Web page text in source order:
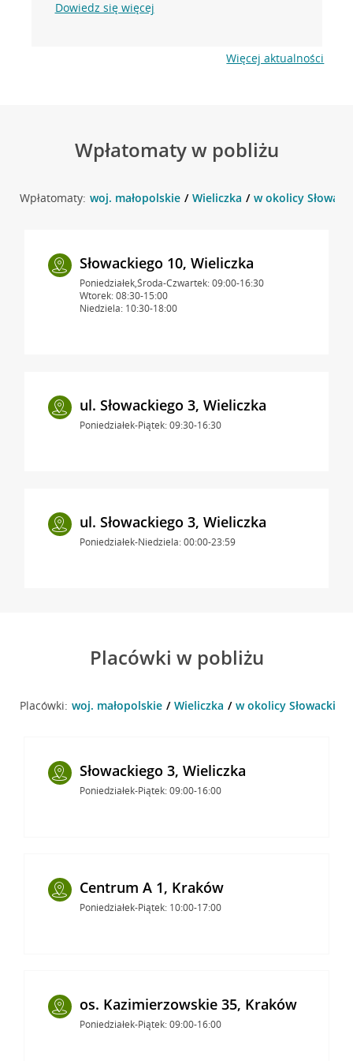
Dowiedz się więcej
Więcej aktualności
Wpłatomaty w pobliżu
Wpłatomaty: woj. małopolskie Wieliczka w okolicy
Słowackiego 10, Wieliczka
Poniedziałek,Środa-Czwartek: 09:00-16:30
Wtorek: 08:30-15:00
Niedziela: 10:30-18:00
ul. Słowackiego 3, Wieliczka
Poniedziałek-Piątek: 09:30-16:30
ul. Słowackiego 3, Wieliczka
Poniedziałek-Niedziela: 00:00-23:59
Placówki w pobliżu
Placówki: woj. małopolskie Wieliczka w okolicy
Słowackiego 3, Wieliczka
Poniedziałek-Piątek: 09:00-16:00
Centrum A 1, Kraków
Poniedziałek-Piątek: 10:00-17:00
os. Kazimierzowskie 35, Kraków
Poniedziałek-Piątek: 09:00-16:00